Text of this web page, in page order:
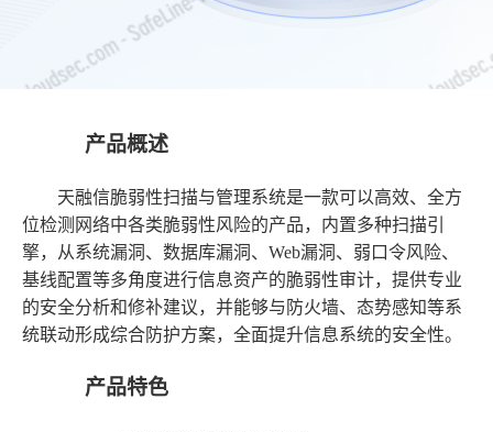
产品概述
天融信脆弱性扫描与管理系统是一款可以高效、全方
位检测网络中各类脆弱性风险的产品，内置多种扫描引
擎，从系统漏洞、数据库漏洞、Web漏洞、弱口令风险、
基线配置等多角度进行信息资产的脆弱性审计，提供专业
的安全分析和修补建议，并能够与防火墙、态势感知等系
统联动形成综合防护方案，全面提升信息系统的安全性。
产品特色